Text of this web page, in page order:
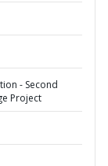
- Second
Project